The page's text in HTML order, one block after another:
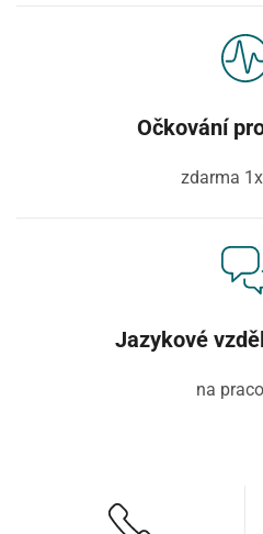
Očkování
zdarma
Jazykové
na